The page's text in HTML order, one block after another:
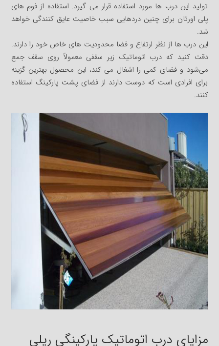
تولید این درب ها مورد استفاده قرار می گیرد. استفاده از فوم های
پلی اورتان برای چنین دردهایی سبب خاصیت عایق کنندگی خواهد
شد.
این درب ها از نظر ارتفاع و فضا محدودیت های خاص خود را دارند.
دقت کنید که درب اتوماتیک زیر سقفی معمولاً روی سقف جمع
می‌شود و فضای کمی را اشغال می کند، این محصول بهترین گزینه
برای افرادی است که دوست دارند از فضای پشت پارکینگ استفاده
کنند.
مزایای درب اتوماتیک پارکینگی ریلی